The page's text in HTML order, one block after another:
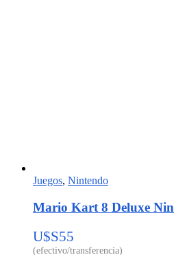
Juegos, Nintendo
Mario Kart 8 Deluxe
U$S55